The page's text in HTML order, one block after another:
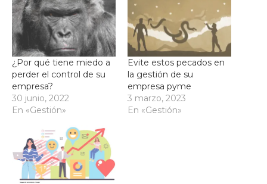
¿Por qué tiene miedo a
perder el control de su
empresa?
30 junio, 2022
En «Gestión»
Evite estos pecados en
la gestión de su
empresa pyme
3 marzo, 2023
En «Gestión»